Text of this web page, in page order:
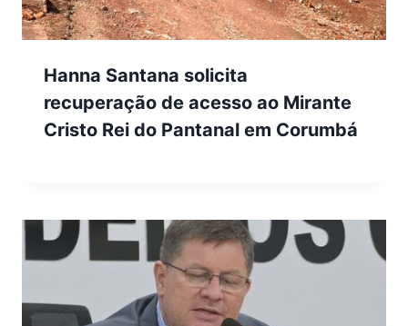
Hanna Santana solicita
recuperação de acesso ao Mirante
Cristo Rei do Pantanal em Corumbá